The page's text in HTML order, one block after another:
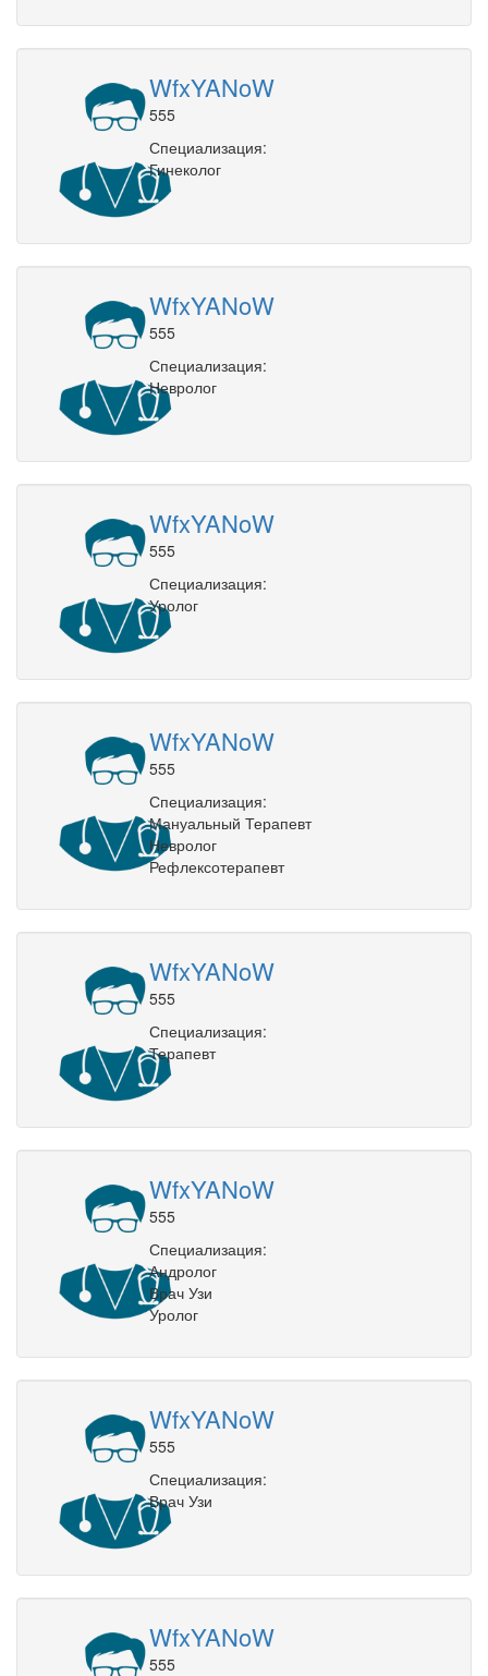
WfxYANoW
555
Специализация:
Гинеколог
WfxYANoW
555
Специализация:
Невролог
WfxYANoW
555
Специализация:
Уролог
WfxYANoW
555
Специализация:
Мануальный Терапевт
Невролог
Рефлексотерапевт
WfxYANoW
555
Специализация:
Терапевт
WfxYANoW
555
Специализация:
Андролог
Врач Узи
Уролог
WfxYANoW
555
Специализация:
Врач Узи
WfxYANoW
555